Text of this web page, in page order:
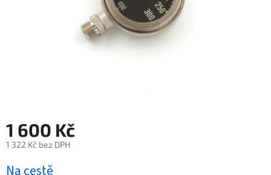
1 600 Kč
1 322 Kč bez DPH
Na cestě